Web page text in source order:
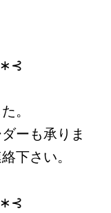
。
ーも承りま
下さい。